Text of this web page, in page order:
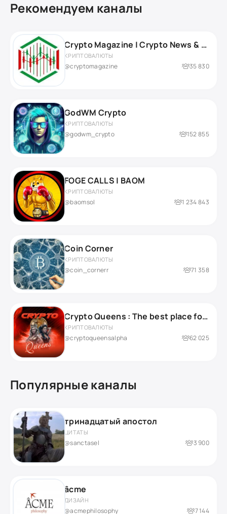
Рекомендуем каналы
Crypto Magazine | Crypto News & More
КРИПТОВАЛЮТЫ
@cryptomagazine 35 830
GodWM Crypto
КРИПТОВАЛЮТЫ
@godwm_crypto 152 855
FOGE CALLS | BAOM
КРИПТОВАЛЮТЫ
@baomsol 1 234 843
Coin Corner
КРИПТОВАЛЮТЫ
@coin_cornerr 71 358
Crypto Queens : The best place for Crypto Knowledge!
КРИПТОВАЛЮТЫ
@cryptoqueensalpha 62 025
Популярные каналы
тринадцатый апостол
ЦИТАТЫ
@sanctasel 3 900
âcme
ДИЗАЙН
@acmephilosophy 7 144